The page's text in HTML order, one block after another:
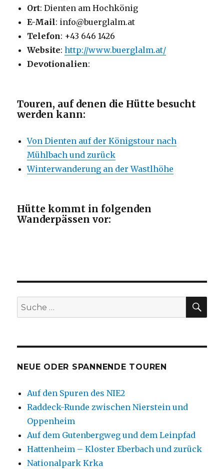
Ort: Dienten am Hochkönig
E-Mail: info@buerglalm.at
Telefon: +43 646 1426
Website:http://www.buerglalm.at/
Devotionalien:
Touren, auf denen die Hütte besucht
werden kann:
Von Dienten auf der Königstour nach
Mühlbach und zurück
Winterwanderung an der Wastlhöhe
Hütte kommt in folgenden
Wanderpässen vor:
Suche
nach:
NEUE ODER SPANNENDE TOUREN
Auf den Spuren des NIE2
Raddeck-Runde zwischen Nierstein und
Oppenheim
Auf dem Gutenbergweg und dem Leinpfad
Hattenheim – Kloster Eberbach und zurück
Nationalpark Krka